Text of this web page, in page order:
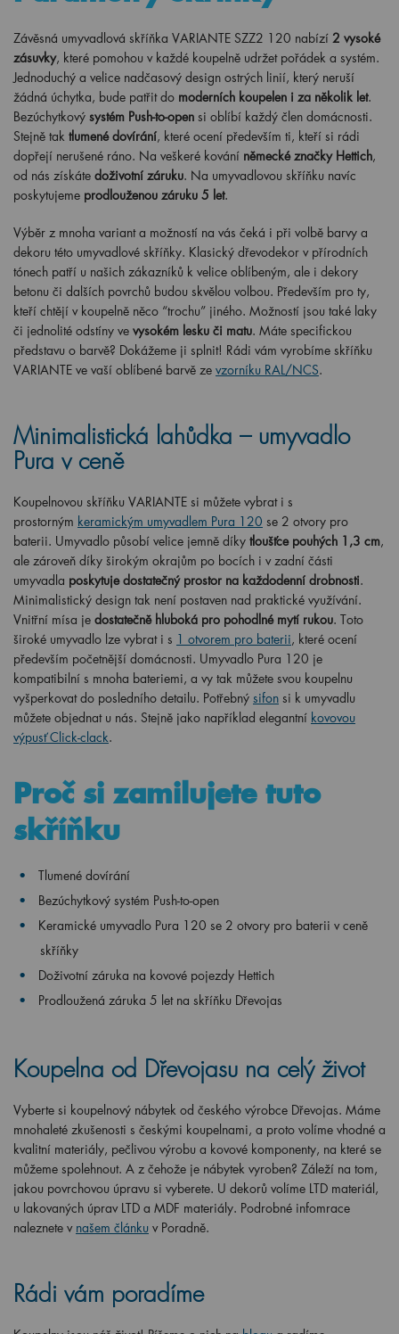
Závěsná umyvadlová skříňka VARIANTE SZZ2 120 nabízí 2 vysoké
zásuvky, které pomohou v každé koupelně udržet pořádek a systém.
Jednoduchý a velice nadčasový design ostrých linií, který neruší
žádná úchytka, bude patřit do moderních koupelen i za několik let.
Bezúchytkový systém Push-to-open si oblíbí každý člen domácnosti.
Stejně tak tlumené dovírání, které ocení především ti, kteří si rádi
dopřejí nerušené ráno. Na veškeré kování německé značky Hettich,
od nás získáte doživotní záruku. Na umyvadlovou skříňku navíc
poskytujeme prodlouženou záruku 5 let.
Výběr z mnoha variant a možností na vás čeká i při volbě barvy a
dekoru této umyvadlové skříňky. Klasický dřevodekor v přírodních
tónech patří u našich zákazníků k velice oblíbeným, ale i dekory
betonu či dalších povrchů budou skvělou volbou. Především pro ty,
kteří chtějí v koupelně něco “trochu” jiného. Možností jsou také laky
či jednolité odstíny ve vysokém lesku či matu. Máte specifickou
představu o barvě? Dokážeme ji splnit! Rádi vám vyrobíme skříňku
VARIANTE ve vaší oblíbené barvě ze vzorníku RAL/NCS.
Minimalistická lahůdka – umyvadlo
Pura v ceně
Koupelnovou skříňku VARIANTE si můžete vybrat i s
prostorným keramickým umyvadlem Pura 120 se 2 otvory pro
baterii. Umyvadlo působí velice jemně díky tloušťce pouhých 1,3 cm,
ale zároveň díky širokým okrajům po bocích i v zadní části
umyvadla poskytuje dostatečný prostor na každodenní drobnosti.
Minimalistický design tak není postaven nad praktické využívání.
Vnitřní mísa je dostatečně hluboká pro pohodlné mytí rukou. Toto
široké umyvadlo lze vybrat i s 1 otvorem pro baterii, které ocení
především početnější domácnosti. Umyvadlo Pura 120 je
kompatibilní s mnoha bateriemi, a vy tak můžete svou koupelnu
vyšperkovat do posledního detailu. Potřebný sifon si k umyvadlu
můžete objednat u nás. Stejně jako například elegantní kovovou
výpusť Click-clack.
Proč si zamilujete tuto
skříňku
Tlumené dovírání
Bezúchytkový systém Push-to-open
Keramické umyvadlo Pura 120 se 2 otvory pro baterii v ceně
skříňky
Doživotní záruka na kovové pojezdy Hettich
Prodloužená záruka 5 let na skříňku Dřevojas
Koupelna od Dřevojasu na celý život
Vyberte si koupelnový nábytek od českého výrobce Dřevojas. Máme
mnohaleté zkušenosti s českými koupelnami, a proto volíme vhodné a
kvalitní materiály, pečlivou výrobu a kovové komponenty, na které se
můžeme spolehnout. A z čehože je nábytek vyroben? Záleží na tom,
jakou povrchovou úpravu si vyberete. U dekorů volíme LTD materiál,
u lakovaných úprav LTD a MDF materiály. Podrobné infomrace
naleznete v našem článku v Poradně.
Rádi vám poradíme